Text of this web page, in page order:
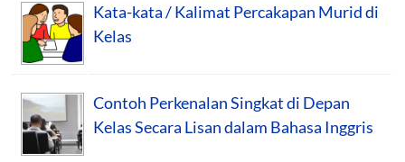
Kata-kata / Kalimat Percakapan Murid di
Kelas
Contoh Perkenalan Singkat di Depan
Kelas Secara Lisan dalam Bahasa Inggris